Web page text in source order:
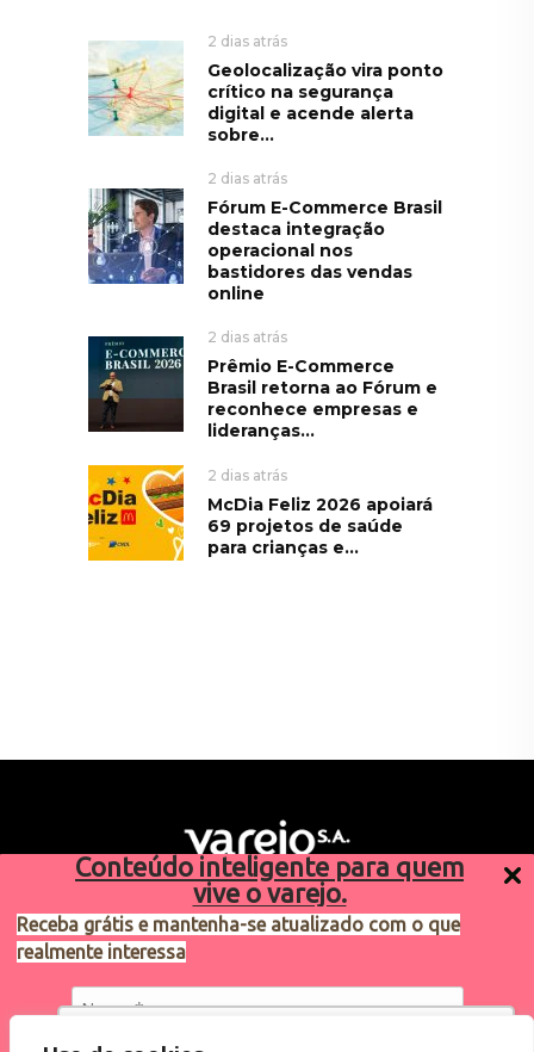
Conteúdo inteligente para quem
vive o varejo.
Receba grátis e mantenha-se atualizado com o que
realmente interessa
Utilizamos cookies para oferecer melhor
2 dias atrás
Geolocalização vira ponto
crítico na segurança
digital e acende alerta
sobre...
2 dias atrás
Fórum E-Commerce Brasil
destaca integração
operacional nos
bastidores das vendas
online
2 dias atrás
Prêmio E-Commerce
Brasil retorna ao Fórum e
reconhece empresas e
lideranças...
2 dias atrás
McDia Feliz 2026 apoiará
69 projetos de saúde
para crianças e...
Sugestões de pauta